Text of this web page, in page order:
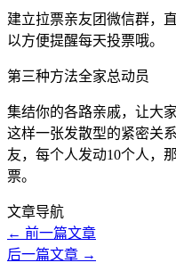
建立拉票亲友团微信群，
以方便提醒每天投票哦。
第三种方法全家总动员
集结你的各路亲戚，让大
这样一张发散型的紧密关
友，每个人发动10个人，
票。
文章导航
← 前一篇文章
后一篇文章 →